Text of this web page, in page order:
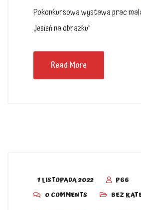
Pokonkursowa wystawa prac
Jesień na obrazku”
Read More
1 LISTOPADA 2022
P66
0 COMMENTS
BEZ